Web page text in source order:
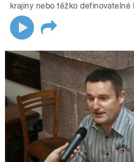
krajiny nebo těžko definovatelné